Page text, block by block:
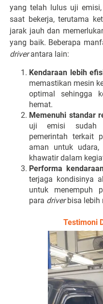
yang telah lulus uji emisi,
saat bekerja, terutama
jarak jauh dan
yang baik. Beberapa
driverantara lain:
Kendaraan lebih
memastikan mesin
optimal sehingga
hemat.
Memenuhi standar
uji emisi sudah
pemerintah terkait
aman untuk udara,
khawatir dalam
Performa
terjaga kondisinya
untuk menempuh
para driverbisa lebih
Testimoni